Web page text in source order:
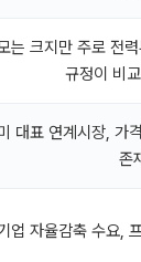
는 크지만 주로 전
규정이 비
대표 연계시장, 가
존
업 자율감축 수요,